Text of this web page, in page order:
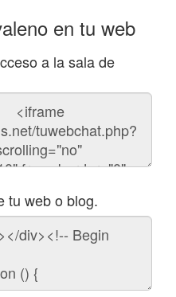
en tu web
a la sala de
tu web o blog.